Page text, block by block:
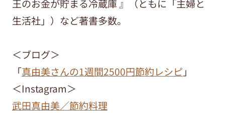
王のお金が貯まる冷蔵庫 』（ともに「主婦と
生活社」）など著書多数。
＜ブログ＞
「真由美さんの1週間2500円節約レシピ 」
＜Instagram＞
武田真由美／節約料理